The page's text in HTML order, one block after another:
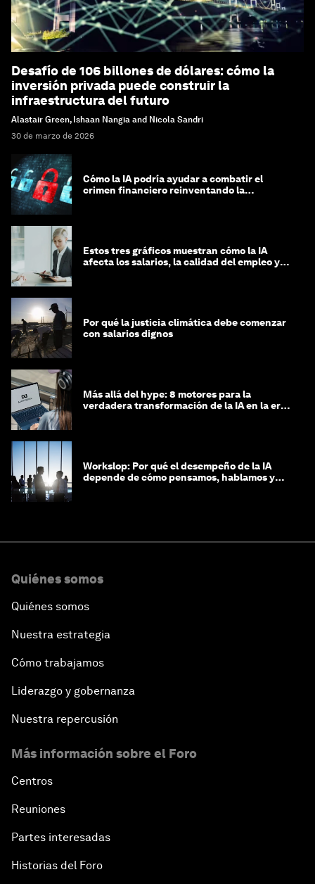
Desafío de 106 billones de dólares: cómo la
inversión privada puede construir la
infraestructura del futuro
Alastair Green, Ishaan Nangia and Nicola Sandri
30 de marzo de 2026
Cómo la IA podría ayudar a combatir el
crimen financiero reinventando la
Estos tres gráficos muestran cómo la IA
afecta los salarios, la calidad del empleo y
Por qué la justicia climática debe comenzar
con salarios dignos
Más allá del hype: 8 motores para la
verdadera transformación de la IA en la era
Workslop: Por qué el desempeño de la IA
depende de cómo pensamos, hablamos y
Quiénes somos
Quiénes somos
Nuestra estrategia
Cómo trabajamos
Liderazgo y gobernanza
Nuestra repercusión
Más información sobre el Foro
Centros
Reuniones
Partes interesadas
Historias del Foro